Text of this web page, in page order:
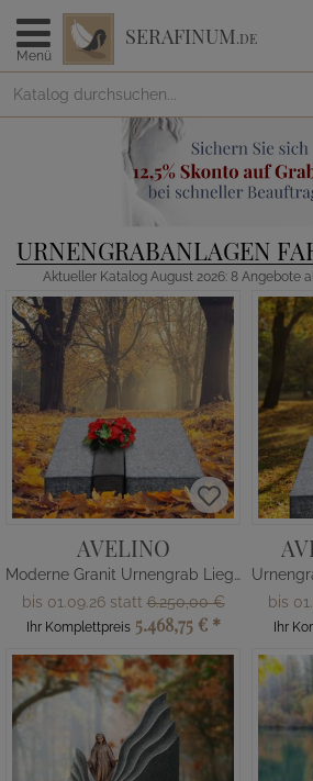
Menü
SERAFINUM.DE
URNENGRABANLAGEN
Aktueller Katalog August 2026: 8 Angebote
AVELINO
Moderne Granit Urnengrab Liegeplatte
bis 01.09.26 statt6.250,00 €
Ihr Komplettpreis 5.468,75 € *
bis
Ihr